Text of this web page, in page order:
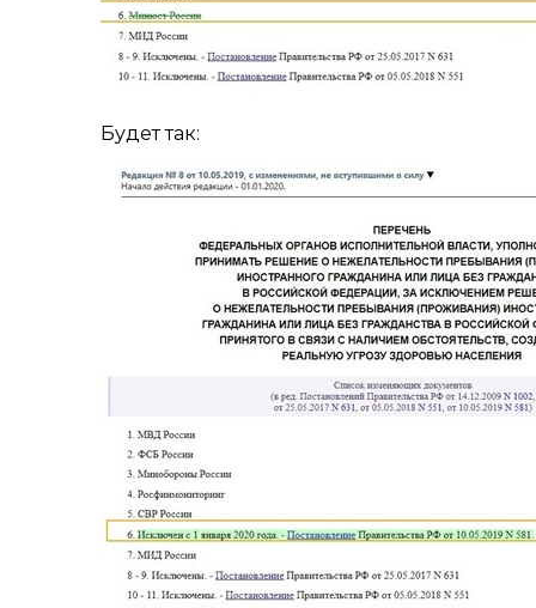
Будет так: